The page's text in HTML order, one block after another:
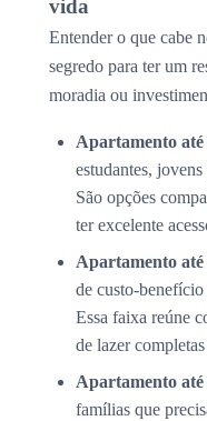
vida
Entender o que cabe
segredo para ter um
moradia ou
Apartamento
estudantes,
São opções
ter excelente
Apartamento
de custo-
Essa faixa reúne
de lazer
Apartamento
famílias que